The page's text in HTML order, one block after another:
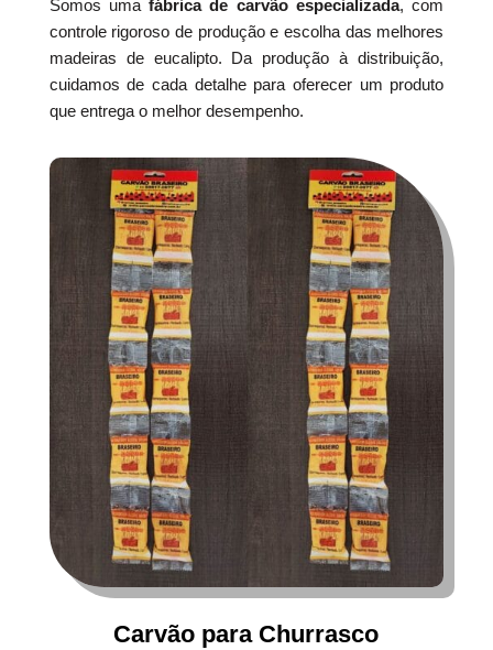
Somos umafábrica de carvão especializada, com
controle rigoroso de produção e escolha das melhores
madeiras de eucalipto. Da produção à distribuição,
cuidamos de cada detalhe para oferecer um produto
que entrega o melhor desempenho.
Carvão para Churrasco